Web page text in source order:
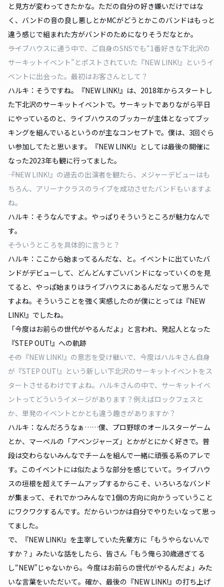
と見方が変わってきたかな。ただの自分の好き嫌いだけではな
く、バンドの音の良し悪しとかMCがどうとかこのバンドはもっと
違う感じで組まれた方がバンドのためになりそうだなとか。
――ライブハウスに通う中で、ご自身のSNSでも“1番好きな下北沢の
サーキットイベント”とポストされていた『NEW LINK!』というイ
ベントに出会った。最初はお客さんとして？
ハルキ：そうですね。『NEW LINK!』は、2018年からスタートし
た下北沢のサーキットイベントで。サーキットでありながら平日
にやっているのと、ライブハウスのブッカーが主体となってブッ
キングを組んでいるというのが主なコンセプトで。僕は、3回ぐら
い参加してたと思います。『NEW LINK!』としては最後の開催に
なった2023年も観に行ってました。
――『NEW LINK!』の過去の出演者を観たら、メジャーデビューはも
ちろん、アリーナクラスのライブを成功させたバンドもいますよ
ね。
ハルキ：そうなんですよ。やっぱりそういうところが魅力なんで
す。
――そういうところを具体的に言うと？
ハルキ：ここから始まってるんだな、と。イベントに出ていたバ
ンドがデビューして、どんどんすごいバンドになっていくのを見
てると、やっぱ始まりはライブハウスにあるんだなって思うんで
すよね。そういうことを強く実感したのが僕にとっては『NEW
LINK!』でしたね。
「今度はお前らの世代がやるんだよ」と言われ、発起人となった
『STEP OUT!』への軌跡
――その『NEW LINK!』の意志を受け継いで、今度はハルキさん自身
が『STEP OUT!』という新しい下北沢のサーキットイベントをス
タートさせるわけですよね。ハルキさんの中で、サーキットイベ
ントってどういうイメージがあります？例えばロックフェスと
か、単発のイベントとかとも違う趣きがありますか？
ハルキ：なんだろうなぁ……僕、プロ野球のオールスターゲーム
とか、マーベルの「アベンジャーズ」とかがとにかく好きで。普
段は交わらないみんなでチームを組んで一緒に頑張る系のアレで
す。このイベントには似たような部分を感じていて。ライブハウ
スの垣根を超えてチームアップするからこそ、いろいろなバンド
が集まって、それでかつみんなで1個の方向に向かうっていうこと
にワクワクするんです。だからいつかは自分でやりたいなって思っ
てました。
で、『NEW LINK!』を主宰していた先輩方に「もうやらないんで
すか？」みたいな話をしたら、皆さん「もう俺ら30歳過ぎてる
し“NEW”じゃないから。今度はお前らの世代がやるんだよ」みた
いな言葉をいただいて。確か、最後の『NEW LINK!』の打ち上げ